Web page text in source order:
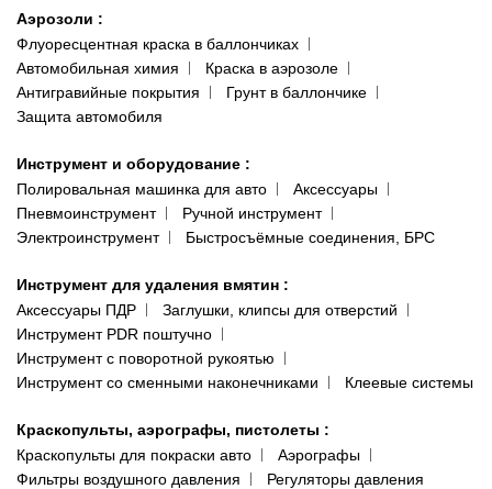
Аэрозоли :
Флуоресцентная краска в баллончиках
Автомобильная химия
Краска в аэрозоле
Антигравийные покрытия
Грунт в баллончике
Защита автомобиля
Инструмент и оборудование :
Полировальная машинка для авто
Аксессуары
Пневмоинструмент
Ручной инструмент
Электроинструмент
Быстросъёмные соединения, БРС
Инструмент для удаления вмятин :
Аксессуары ПДР
Заглушки, клипсы для отверстий
Инструмент PDR поштучно
Инструмент с поворотной рукоятью
Инструмент со сменными наконечниками
Клеевые системы
Краскопульты, аэрографы, пистолеты :
Краскопульты для покраски авто
Аэрографы
Фильтры воздушного давления
Регуляторы давления